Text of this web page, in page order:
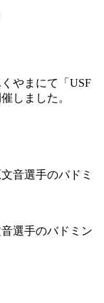
やまにて「USF
しました。
選手のバドミン